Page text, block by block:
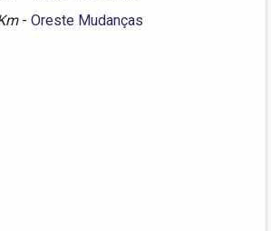
- Oreste Mudanças